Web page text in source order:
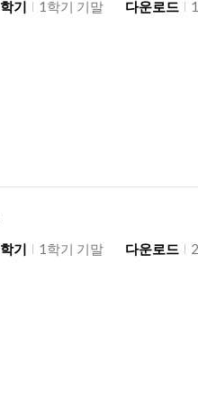
학기 1학기 기말 다운로드
학기 1학기 기말 다운로드